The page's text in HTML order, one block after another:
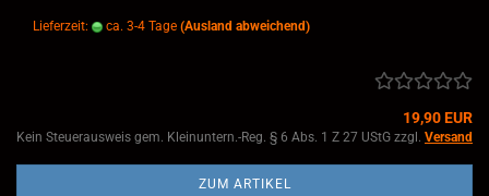
Lieferzeit: ca. 3-4 Tage (Ausland abweichend)
19,90 EUR
Kein Steuerausweis gem. Kleinuntern.-Reg. § 6 Abs. 1 Z 27 UStG zzgl. Versand
ZUM ARTIKEL